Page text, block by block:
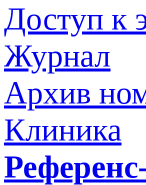
Доступ к
Журнал
Архив
Клиника